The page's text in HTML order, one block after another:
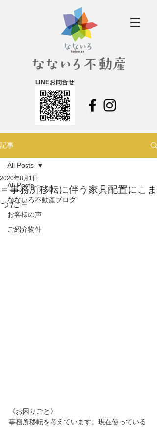
LINEお問合せ
記事
All Posts
なないろ不動産ブログ
お客様の声
ご紹介物件
All Posts
＝事務所移転に伴う家具配置にこま
った＝
2020年8月1日
《お困りごと》
事務所移転を考えています。現在使っている